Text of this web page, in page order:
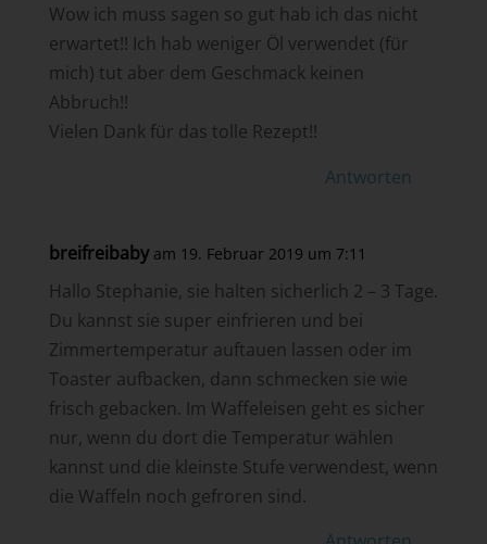
Wow ich muss sagen so gut hab ich das nicht
erwartet!! Ich hab weniger Öl verwendet (für
mich) tut aber dem Geschmack keinen
Abbruch!!
Vielen Dank für das tolle Rezept!!
Antworten
breifreibaby am 19. Februar 2019 um 7:11
Hallo Stephanie, sie halten sicherlich 2 – 3 Tage.
Du kannst sie super einfrieren und bei
Zimmertemperatur auftauen lassen oder im
Toaster aufbacken, dann schmecken sie wie
frisch gebacken. Im Waffeleisen geht es sicher
nur, wenn du dort die Temperatur wählen
kannst und die kleinste Stufe verwendest, wenn
die Waffeln noch gefroren sind.